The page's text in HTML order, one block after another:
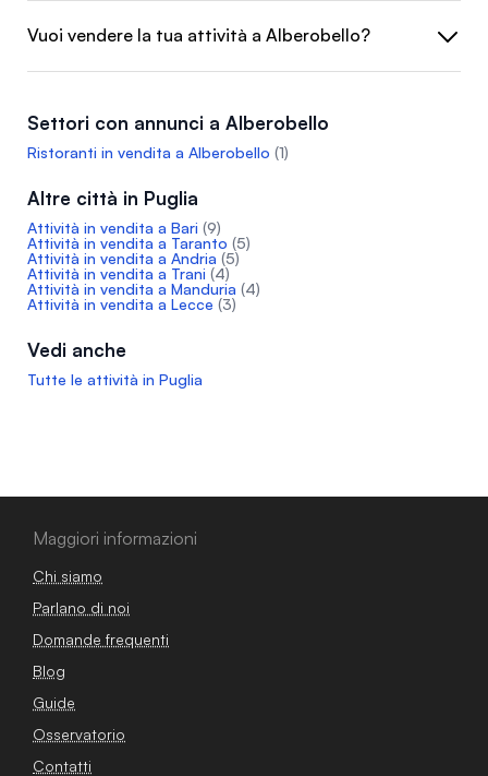
Vuoi vendere la tua attività a Alberobello?
Settori con annunci a Alberobello
Ristoranti in vendita a Alberobello (1)
Altre città in Puglia
Attività in vendita a Bari (9)
Attività in vendita a Taranto (5)
Attività in vendita a Andria (5)
Attività in vendita a Trani (4)
Attività in vendita a Manduria (4)
Attività in vendita a Lecce (3)
Vedi anche
Tutte le attività in Puglia
Maggiori informazioni
Chi siamo
Parlano di noi
Domande frequenti
Blog
Guide
Osservatorio
Contatti